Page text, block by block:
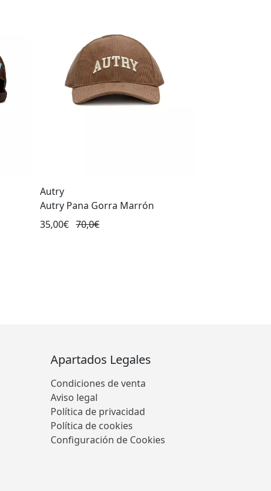
Autry
Autry Pana Gorra Marrón
35,00€ 70,0€
Apartados Legales
Condiciones de venta
Aviso legal
Política de privacidad
Política de cookies
Configuración de Cookies